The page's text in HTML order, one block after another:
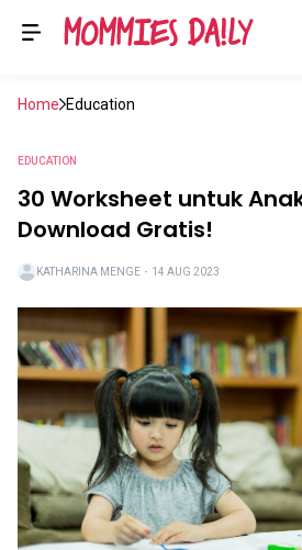
Home Education
EDUCATION
30 Worksheet untuk
Download Gratis!
KATHARINA MENGE ・ 14 AUG 2023